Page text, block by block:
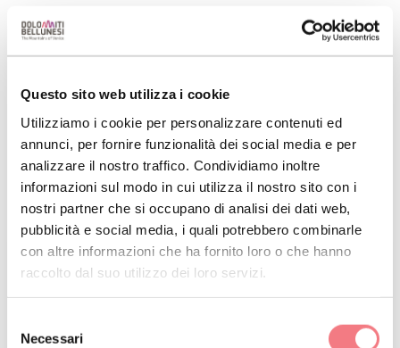
Questo sito web utilizza i cookie
Utilizziamo i cookie per personalizzare contenuti ed
annunci, per fornire funzionalità dei social media e per
analizzare il nostro traffico. Condividiamo inoltre
informazioni sul modo in cui utilizza il nostro sito con i
nostri partner che si occupano di analisi dei dati web,
pubblicità e social media, i quali potrebbero combinarle
con altre informazioni che ha fornito loro o che hanno
raccolto dal suo utilizzo dei loro servizi.
delNecessari
Consorzio di promozione turistica Alleghe-Caprile
P.zza Kennedy